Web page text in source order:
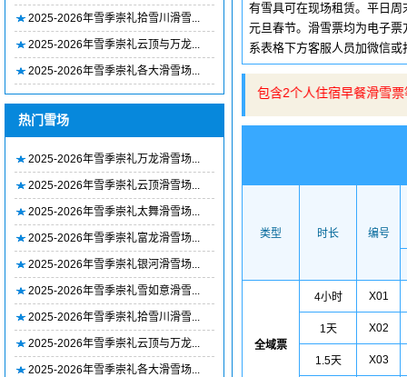
2025-2026年雪季崇礼拾雪川滑雪...
2025-2026年雪季崇礼云顶与万龙...
2025-2026年雪季崇礼各大滑雪场...
热门雪场
2025-2026年雪季崇礼万龙滑雪场...
2025-2026年雪季崇礼云顶滑雪场...
2025-2026年雪季崇礼太舞滑雪场...
2025-2026年雪季崇礼富龙滑雪场...
2025-2026年雪季崇礼银河滑雪场...
2025-2026年雪季崇礼雪如意滑雪...
2025-2026年雪季崇礼拾雪川滑雪...
2025-2026年雪季崇礼云顶与万龙...
2025-2026年雪季崇礼各大滑雪场...
有雪具可在现场租赁。平日
元旦春节。滑雪票均为电子
系表格下方客服人员加微信或
👉建议预订住宿加滑雪套餐，包含2个人住宿早餐滑雪票
类型 时长 编号
全域票
4小时 X01
1天 X02
1.5天 X03